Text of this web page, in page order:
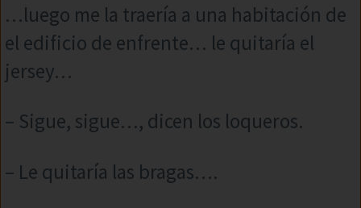
…luego me la traería a una habitación de
el edificio de enfrente… le quitaría el
jersey…
– Sigue, sigue…, dicen los loqueros.
– Le quitaría las bragas….